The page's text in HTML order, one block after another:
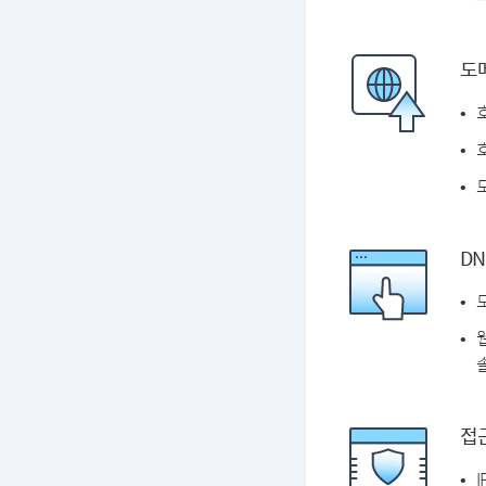
도
접